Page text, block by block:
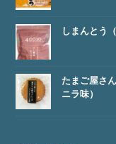
しまんとう
たまご屋さ
ニラ味）